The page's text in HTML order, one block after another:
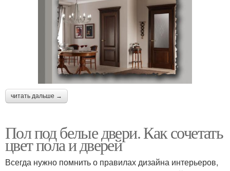
читать дальше →
Пол под белые двери. Как сочетать
цвет пола и дверей
Всегда нужно помнить о правилах дизайна интерьеров,